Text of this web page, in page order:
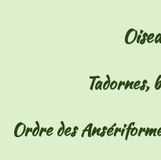
Tadornes,
Ordre des